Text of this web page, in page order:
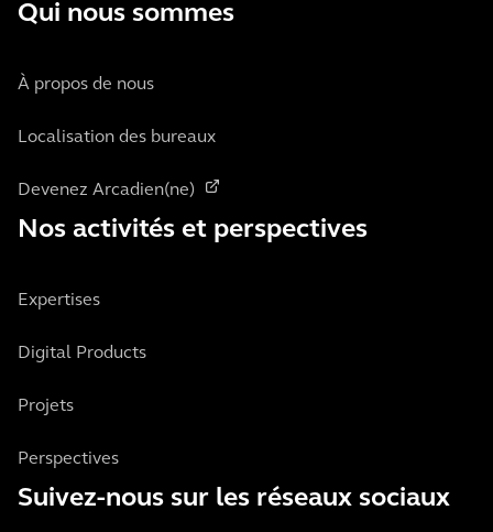
Qui nous sommes
À propos de nous
Localisation des bureaux
Devenez Arcadien(ne)
Nos activités et perspectives
Expertises
Digital Products
Projets
Perspectives
Suivez-nous sur les réseaux sociaux